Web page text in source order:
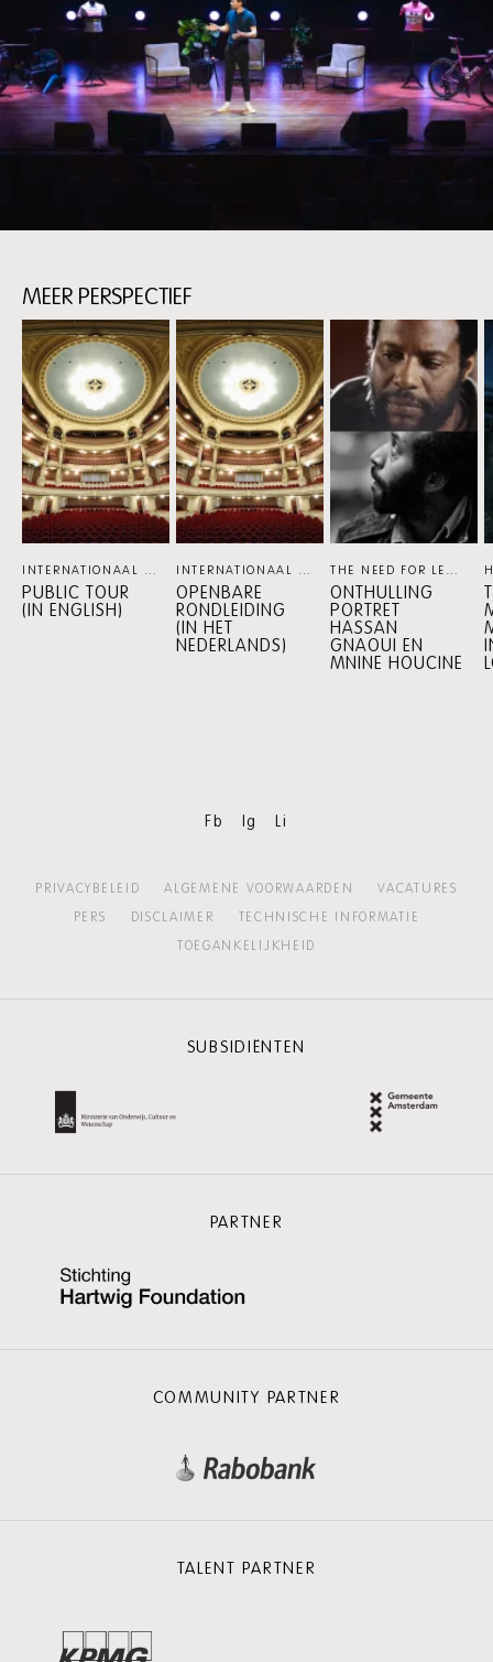
MEER PERSPECTIEF
Skip
content:
Meer
perspectief
INTERNATIONAAL THEATER AMSTERDAM PERSPECTIEF
PUBLIC TOUR
(IN ENGLISH)
INTERNATIONAAL THEATER AMSTERDAM
OPENBARE
RONDLEIDING
(IN HET
NEDERLANDS)
THE NEED FOR LEGACY / INTERNATIONAAL THEATER AMSTERDAM / NEDERLANDS THEATER FESTIVAL
ONTHULLING
PORTRET
HASSAN
GNAOUI EN
MNINE HOUCINE
Fb Ig Li
PRIVACYBELEID ALGEMENE VOORWAARDEN
VACATURES
PERS
DISCLAIMER
TECHNISCHE INFORMATIE
TOEGANKELIJKHEID
SUBSIDIËNTEN
PARTNER
COMMUNITY PARTNER
TALENT PARTNER